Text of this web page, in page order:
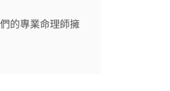
的專業命理師擁